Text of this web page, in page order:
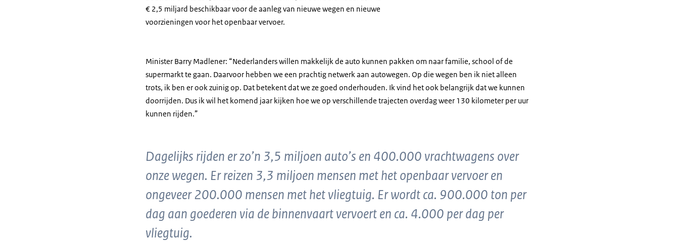
€ 2,5 miljard beschikbaar voor de aanleg van nieuwe wegen en nieuwe
voorzieningen voor het openbaar vervoer.
Minister Barry Madlener: “Nederlanders willen makkelijk de auto kunnen pakken om naar familie, school of de
supermarkt te gaan. Daarvoor hebben we een prachtig netwerk aan autowegen. Op die wegen ben ik niet alleen
trots, ik ben er ook zuinig op. Dat betekent dat we ze goed onderhouden. Ik vind het ook belangrijk dat we kunnen
doorrijden. Dus ik wil het komend jaar kijken hoe we op verschillende trajecten overdag weer 130 kilometer per uur
kunnen rijden.”
Dagelijks rijden er zo’n 3,5 miljoen auto’s en 400.000 vrachtwagens over
onze wegen. Er reizen 3,3 miljoen mensen met het openbaar vervoer en
ongeveer 200.000 mensen met het vliegtuig. Er wordt ca. 900.000 ton per
dag aan goederen via de binnenvaart vervoert en ca. 4.000 per dag per
vliegtuig.